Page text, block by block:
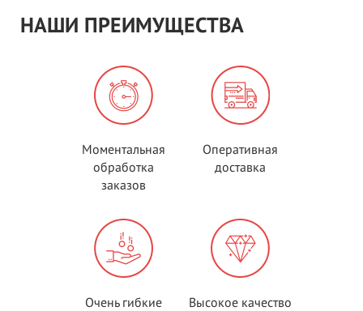
НАШИ ПРЕИМУЩЕСТВА
Моментальная
обработка
заказов
Оперативная
доставка
Очень гибкие
Высокое качество